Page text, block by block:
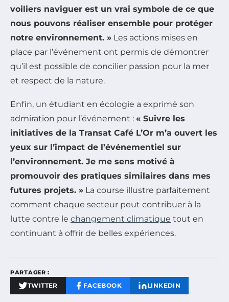
voiliers naviguer est un vrai symbole de ce que
nous pouvons réaliser ensemble pour protéger
notre environnement. » Les actions mises en
place par l’événement ont permis de démontrer
qu’il est possible de concilier passion pour la mer
et respect de la nature.
Enfin, un étudiant en écologie a exprimé son
admiration pour l’événement : « Suivre les
initiatives de la Transat Café L’Or m’a ouvert les
yeux sur l’impact de l’événementiel sur
l’environnement. Je me sens motivé à
promouvoir des pratiques similaires dans mes
futures projets. » La course illustre parfaitement
comment chaque secteur peut contribuer à la
lutte contre le changement climatique tout en
continuant à offrir de belles expériences.
PARTAGER :
TWITTER FACEBOOK LINKEDIN